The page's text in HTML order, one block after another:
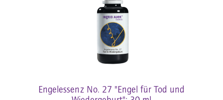
Engelessenz No. 27 "Engel für Tod und